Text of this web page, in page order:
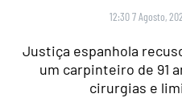
12:30 7 Agosto,
Justiça espanhola
um carpinteiro de 91
cirurgias e